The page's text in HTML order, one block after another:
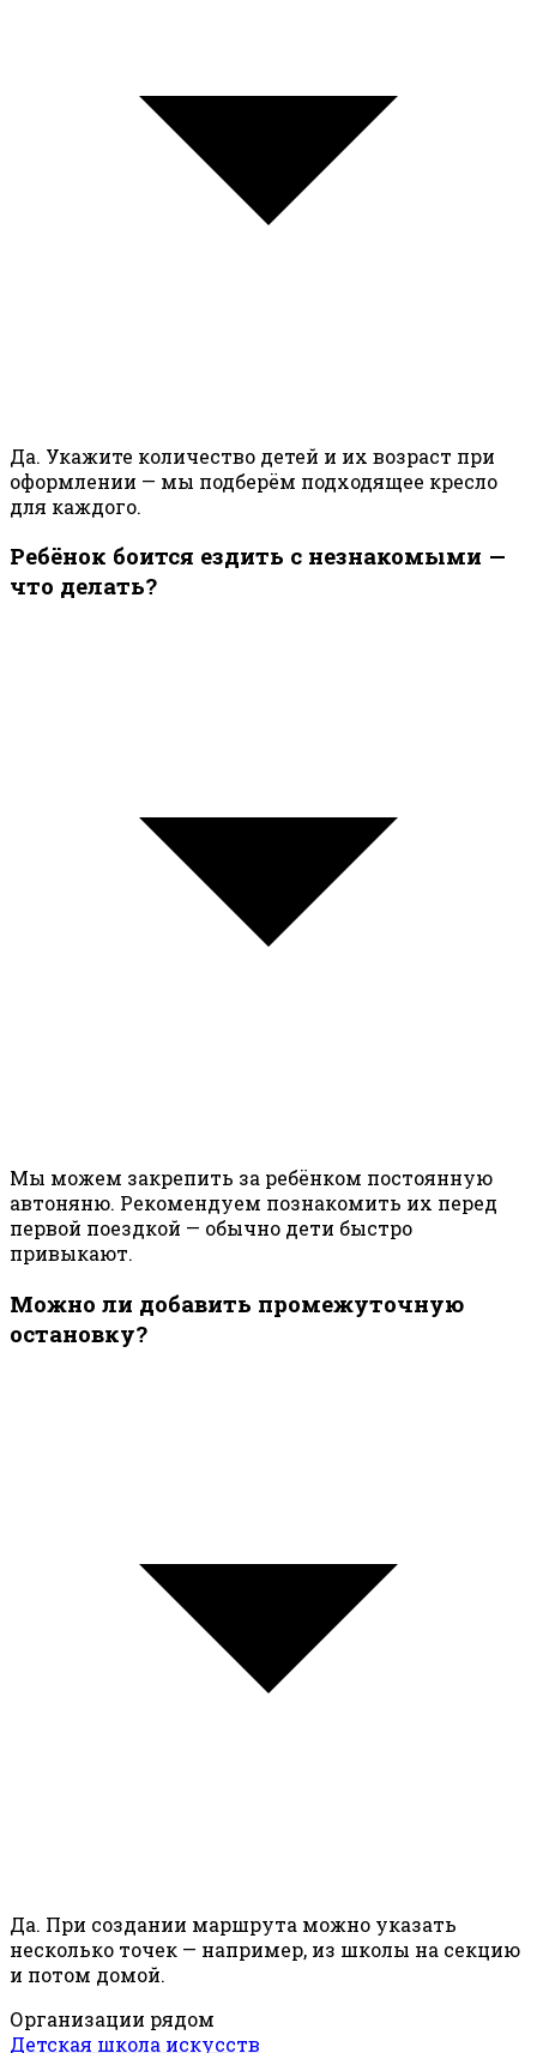
Да. Укажите количество детей и их возраст при
оформлении — мы подберём подходящее кресло
для каждого.
Ребёнок боится ездить с незнакомыми —
что делать?
Мы можем закрепить за ребёнком постоянную
автоняню. Рекомендуем познакомить их перед
первой поездкой — обычно дети быстро
привыкают.
Можно ли добавить промежуточную
остановку?
Да. При создании маршрута можно указать
несколько точек — например, из школы на секцию
и потом домой.
Организации рядом
Детская школа искусств